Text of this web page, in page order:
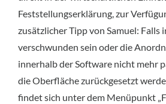
Feststellungserklärung, zur
zusätzlicher Tipp von Samuel: Falls
verschwunden sein oder die
innerhalb der Software nicht mehr
die Oberfläche zurückgesetzt
findet sich unter dem Menüpunkt